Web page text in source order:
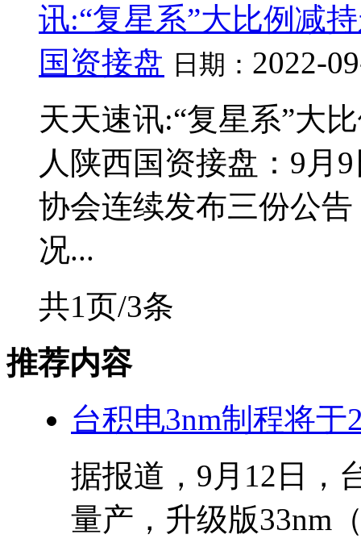
讯:“复星系”大比例减
国资接盘 日期： 2022-
天天速讯:“复星系”大
人陕西国资接盘：9月
协会连续发布三份公
况...
共1页/3条
推荐内容
台积电3nm制程将于
据报道，9月12日，
量产，升级版33nm